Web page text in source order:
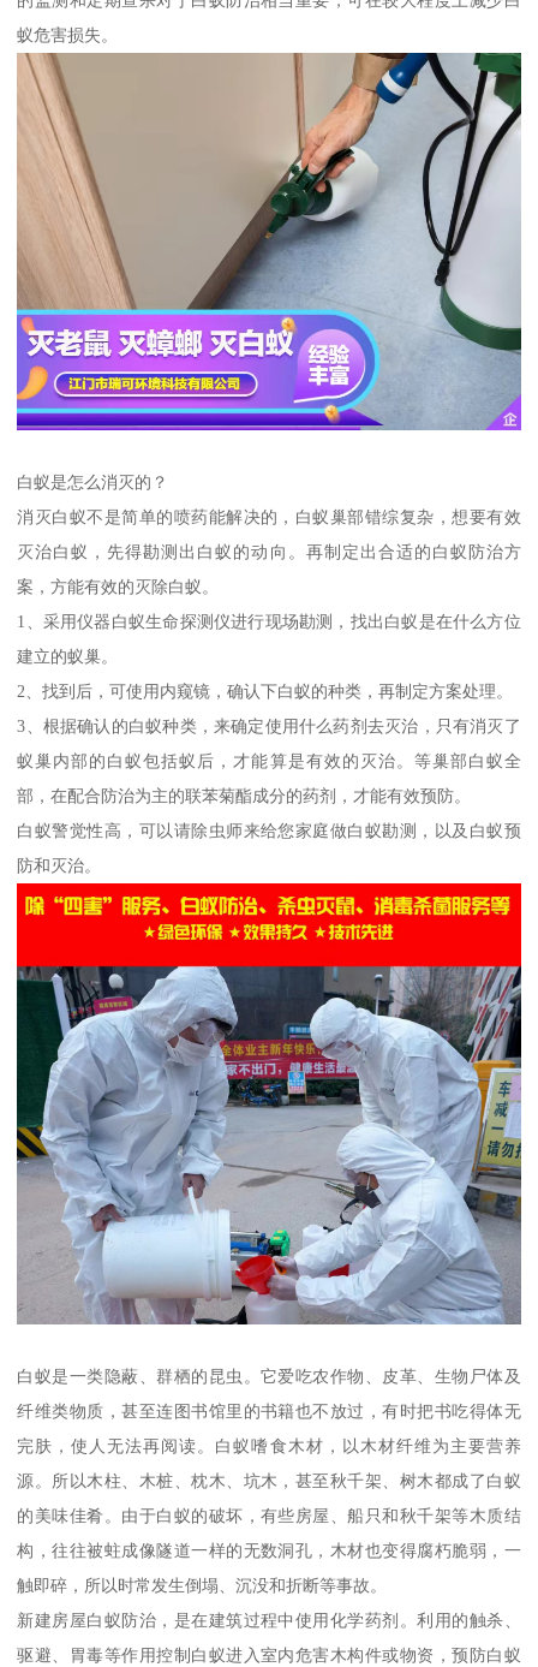
蚁危害损失。
白蚁是怎么消灭的？
消灭白蚁不是简单的喷药能解决的，白蚁巢部错综复杂，想要有效
灭治白蚁，先得勘测出白蚁的动向。再制定出合适的白蚁防治方
案，方能有效的灭除白蚁。
1、采用仪器白蚁生命探测仪进行现场勘测，找出白蚁是在什么方位
建立的蚁巢。
2、找到后，可使用内窥镜，确认下白蚁的种类，再制定方案处理。
3、根据确认的白蚁种类，来确定使用什么药剂去灭治，只有消灭了
蚁巢内部的白蚁包括蚁后，才能算是有效的灭治。等巢部白蚁全
部，在配合防治为主的联苯菊酯成分的药剂，才能有效预防。
白蚁警觉性高，可以请除虫师来给您家庭做白蚁勘测，以及白蚁预
防和灭治。
白蚁是一类隐蔽、群栖的昆虫。它爱吃农作物、皮革、生物尸体及
纤维类物质，甚至连图书馆里的书籍也不放过，有时把书吃得体无
完肤，使人无法再阅读。白蚁嗜食木材，以木材纤维为主要营养
源。所以木柱、木桩、枕木、坑木，甚至秋千架、树木都成了白蚁
的美味佳肴。由于白蚁的破坏，有些房屋、船只和秋千架等木质结
构，往往被蛀成像隧道一样的无数洞孔，木材也变得腐朽脆弱，一
触即碎，所以时常发生倒塌、沉没和折断等事故。
新建房屋白蚁防治，是在建筑过程中使用化学药剂。利用的触杀、
驱避、胃毒等作用控制白蚁进入室内危害木构件或物资，预防白蚁